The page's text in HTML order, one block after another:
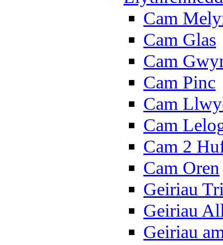
Cam
Cam Glas
Cam
Cam Pinc
Cam
Cam
Cam 2
Cam Oren
Geiriau
Geiriau
Geiriau